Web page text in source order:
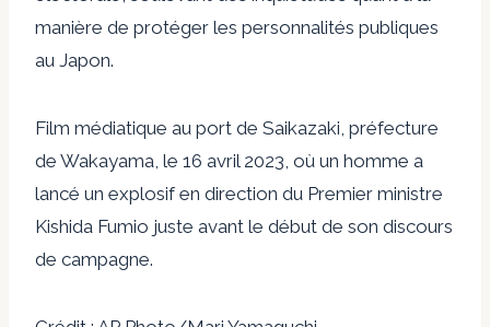
manière de protéger les personnalités publiques
au Japon.
Film médiatique au port de Saikazaki, préfecture
de Wakayama, le 16 avril 2023, où un homme a
lancé un explosif en direction du Premier ministre
Kishida Fumio juste avant le début de son discours
de campagne.